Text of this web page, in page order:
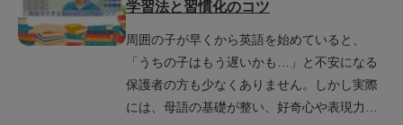
学習法と習慣化のコツ
周囲の子が早くから英語を始めていると、
「うちの子はもう遅いかも…」と不安になる
保護者の方も少なくありません。しかし実際
には、母語の基礎が整い、好奇心や表現力が